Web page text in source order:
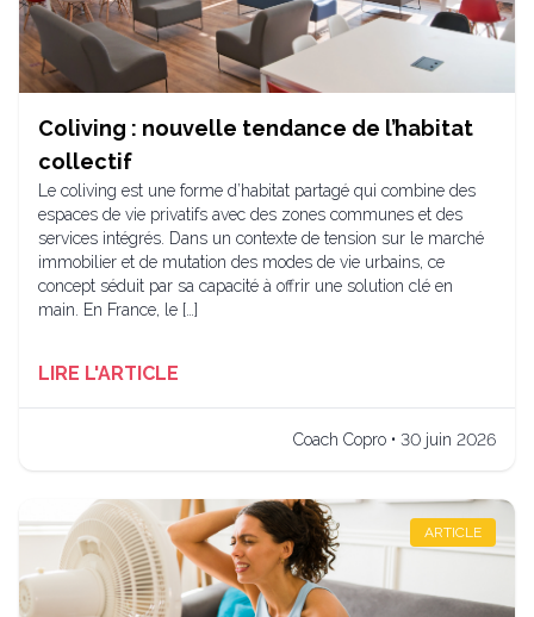
Coliving : nouvelle tendance de l’habitat
collectif
Le coliving est une forme d’habitat partagé qui combine des
espaces de vie privatifs avec des zones communes et des
services intégrés. Dans un contexte de tension sur le marché
immobilier et de mutation des modes de vie urbains, ce
concept séduit par sa capacité à offrir une solution clé en
main. En France, le […]
LIRE L'ARTICLE
Coach Copro • 30 juin 2026
ARTICLE